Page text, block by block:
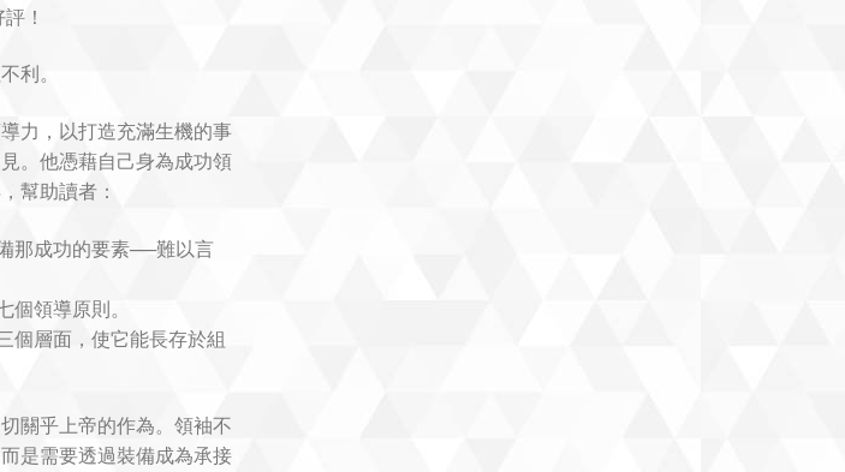
！
利。
力，以打造充滿生機的事
。他憑藉自己身為成功領
幫助讀者：
那成功的要素──難以言
個領導原則。
個層面，使它能長存於組
關乎上帝的作為。領袖不
是需要透過裝備成為承接